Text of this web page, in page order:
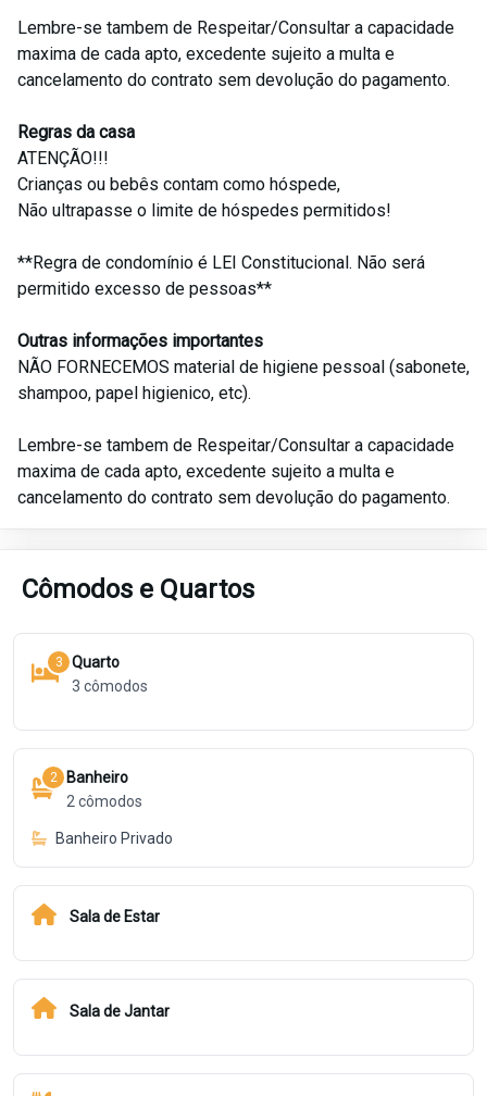
Lembre-se tambem de Respeitar/Consultar a capacidade
maxima de cada apto, excedente sujeito a multa e
cancelamento do contrato sem devolução do pagamento.
Regras da casa
ATENÇÃO!!!
Crianças ou bebês contam como hóspede,
Não ultrapasse o limite de hóspedes permitidos!
**Regra de condomínio é LEI Constitucional. Não será
permitido excesso de pessoas**
Outras informações importantes
NÃO FORNECEMOS material de higiene pessoal (sabonete,
shampoo, papel higienico, etc).
Lembre-se tambem de Respeitar/Consultar a capacidade
maxima de cada apto, excedente sujeito a multa e
cancelamento do contrato sem devolução do pagamento.
Cômodos e Quartos
3
Quarto
3 cômodos
2
Banheiro
2 cômodos
Banheiro Privado
Sala de Estar
Sala de Jantar